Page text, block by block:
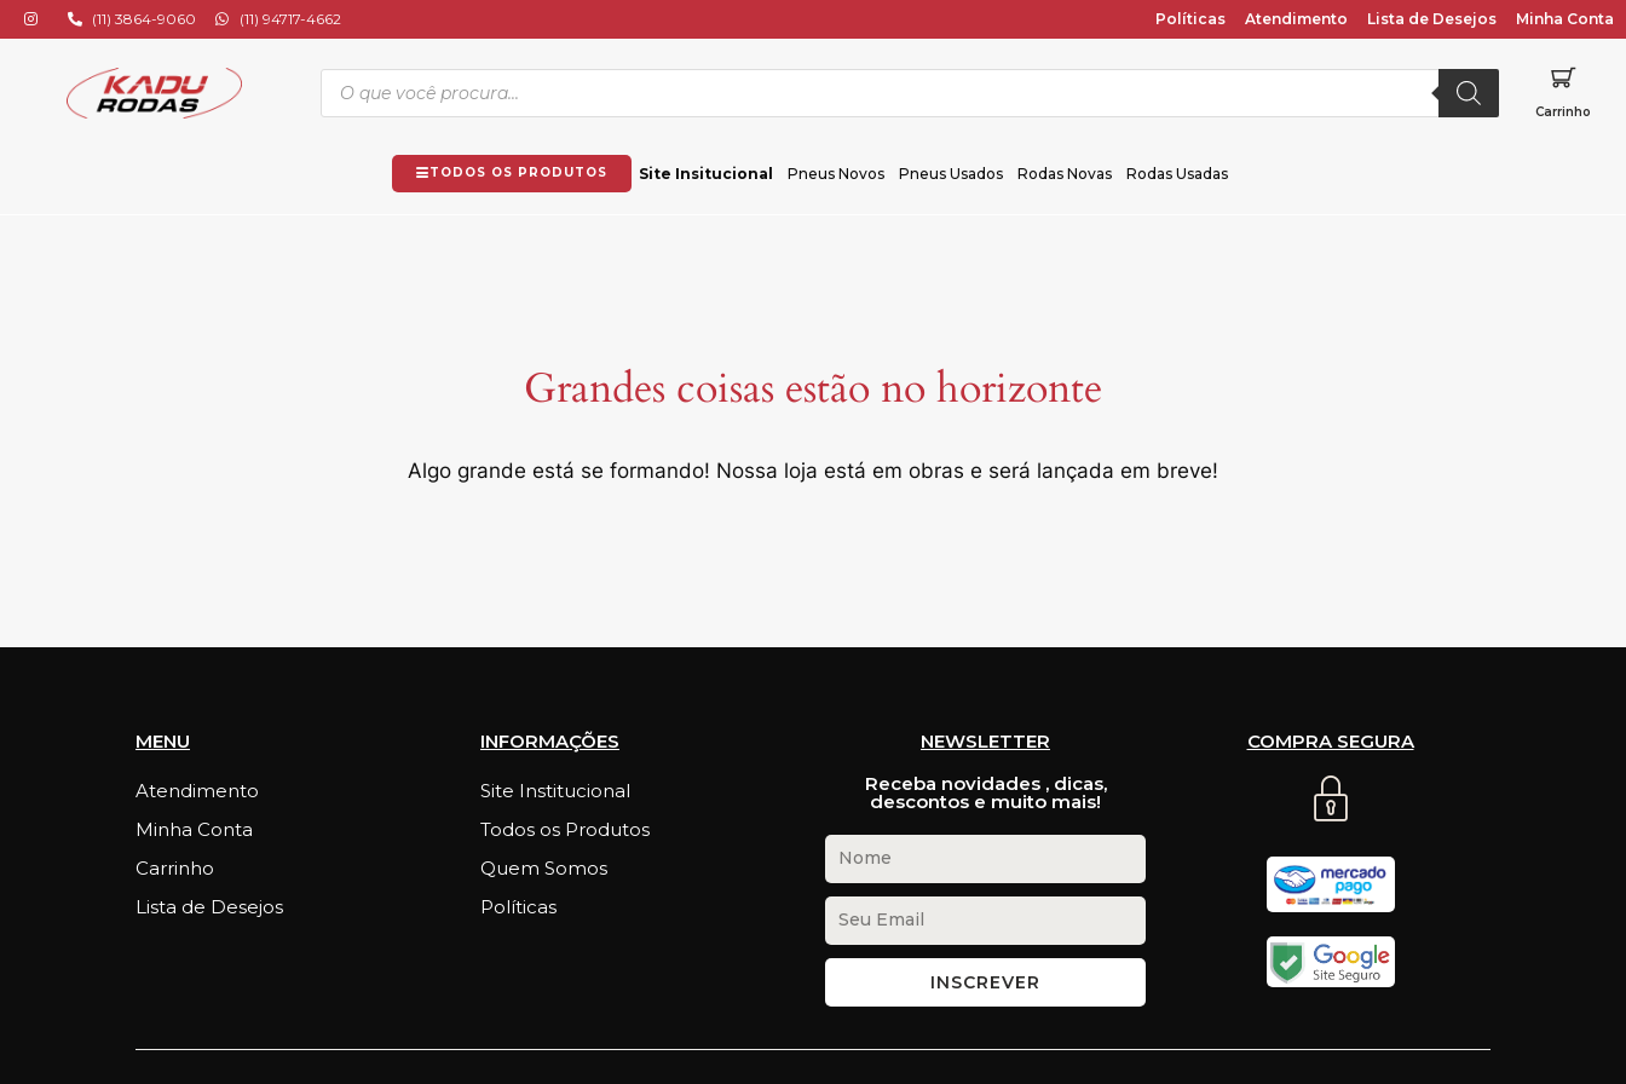
(11) 3864-9060 (11) 94717-4662 Políticas Atendimento Lista de Desejos Minha Conta
Carrinho
TODOS OS PRODUTOS Site Insitucional Pneus Novos Pneus Usados Rodas Novas Rodas Usadas
Grandes coisas estão no horizonte
Algo grande está se formando! Nossa loja está em obras e será lançada em breve!
MENU
Atendimento
Minha Conta
Carrinho
Lista de Desejos
INFORMAÇÕES
Site Institucional
Todos os Produtos
Quem Somos
Políticas
NEWSLETTER
Receba novidades , dicas,
descontos e muito mais!
INSCREVER
COMPRA SEGURA